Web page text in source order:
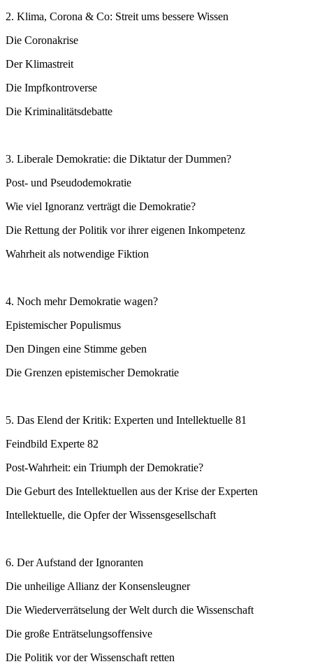
2. Klima, Corona & Co: Streit ums bessere Wissen
Die Coronakrise
Der Klimastreit
Die Impfkontroverse
Die Kriminalitätsdebatte
3. Liberale Demokratie: die Diktatur der Dummen?
Post- und Pseudodemokratie
Wie viel Ignoranz verträgt die Demokratie?
Die Rettung der Politik vor ihrer eigenen Inkompetenz
Wahrheit als notwendige Fiktion
4. Noch mehr Demokratie wagen?
Epistemischer Populismus
Den Dingen eine Stimme geben
Die Grenzen epistemischer Demokratie
5. Das Elend der Kritik: Experten und Intellektuelle 81
Feindbild Experte 82
Post-Wahrheit: ein Triumph der Demokratie?
Die Geburt des Intellektuellen aus der Krise der Experten
Intellektuelle, die Opfer der Wissensgesellschaft
6. Der Aufstand der Ignoranten
Die unheilige Allianz der Konsensleugner
Die Wiederverrätselung der Welt durch die Wissenschaft
Die große Enträtselungsoffensive
Die Politik vor der Wissenschaft retten